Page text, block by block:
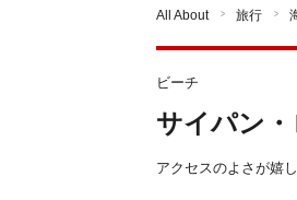
All About 旅行
ビーチ
サイパン
アクセスのよさが嬉